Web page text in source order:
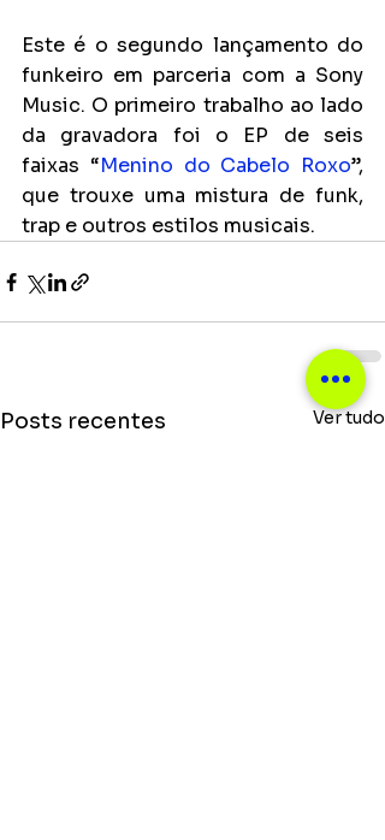
Este é o segundo lançamento do
funkeiro em parceria com a Sony
Music. O primeiro trabalho ao lado
da gravadora foi o EP de seis
faixas “Menino do Cabelo Roxo”,
que trouxe uma mistura de funk,
trap e outros estilos musicais.
Posts recentes Ver tudo